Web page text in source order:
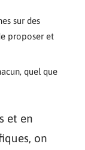
sur des
proposer et
quel que
et en
on